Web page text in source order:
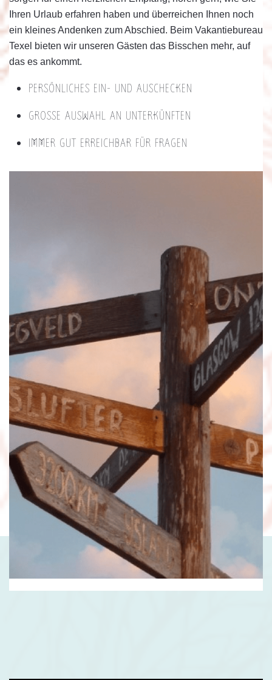
Ihren Urlaub erfahren haben und überreichen Ihnen noch
ein kleines Andenken zum Abschied. Beim Vakantiebureau
Texel bieten wir unseren Gästen das Bisschen mehr, auf
das es ankommt.
PERSÖNLICHES EIN- UND AUSCHECKEN
GROSSE AUSWAHL AN UNTERKÜNFTEN
IMMER GUT ERREICHBAR FÜR FRAGEN